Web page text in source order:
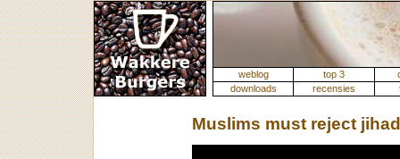
weblog top 3
downloads
recensies
Muslims must reject jihad